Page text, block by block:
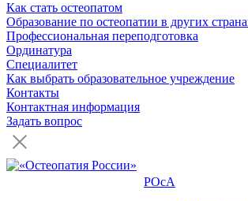
Как стать остеопатом
Образование по остеопатии в других
Профессиональная переподготовка
Ординатура
Специалитет
Как выбрать образовательное учреждение
Контакты
Контактная информация
Задать вопрос
РОсА